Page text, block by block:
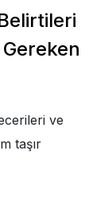
ve
taşır